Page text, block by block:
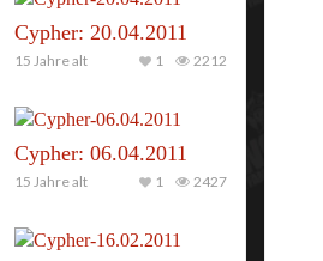
Cypher: 20.04.2011
15 Jahre alt 2212
1
Cypher: 06.04.2011
15 Jahre alt 2427
1